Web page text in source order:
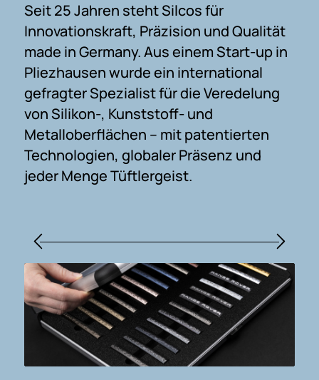
Seit 25 Jahren steht Silcos für
Innovationskraft, Präzision und Qualität
made in Germany. Aus einem Start-up in
Pliezhausen wurde ein international
gefragter Spezialist für die Veredelung
von Silikon-, Kunststoff- und
Metalloberflächen – mit patentierten
Technologien, globaler Präsenz und
jeder Menge Tüftlergeist.